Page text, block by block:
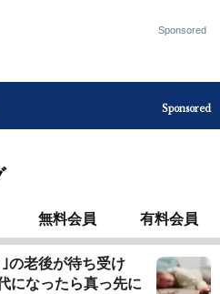
Sponsored
Sponsored
無料会員 有料会員
老後が待ち受け
になったら真っ先に